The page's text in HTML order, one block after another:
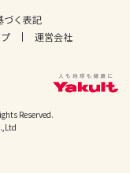
づく表記
運営会社
Reserved.